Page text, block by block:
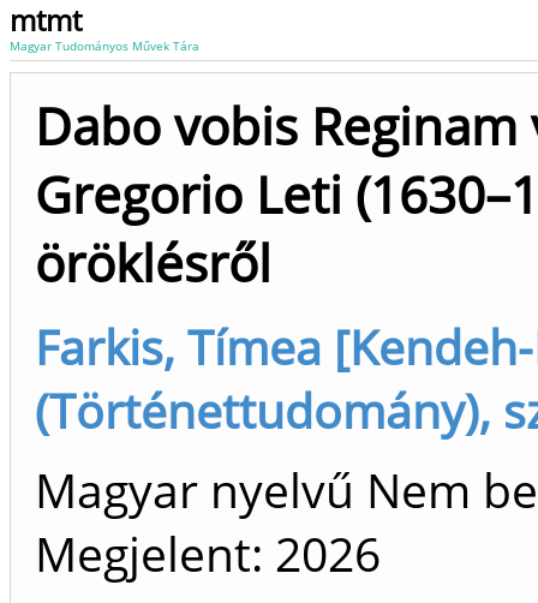
mtmt
Magyar Tudományos Művek Tára
Dabo vobis
Gregorio Leti
öröklésről
Farkis, Tímea
(Történettudomány),
Magyar nyelvű Nem
Megjelent: 2026